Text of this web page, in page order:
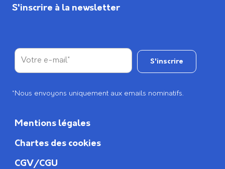
S'inscrire à la newsletter
*Nous envoyons uniquement aux emails nominatifs.
Mentions légales
Chartes des cookies
CGV/CGU